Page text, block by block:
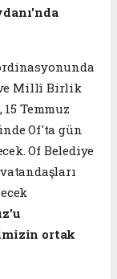
ve Millî Birlik
Temmuz
Of'ta gün
Of Belediye
ortak